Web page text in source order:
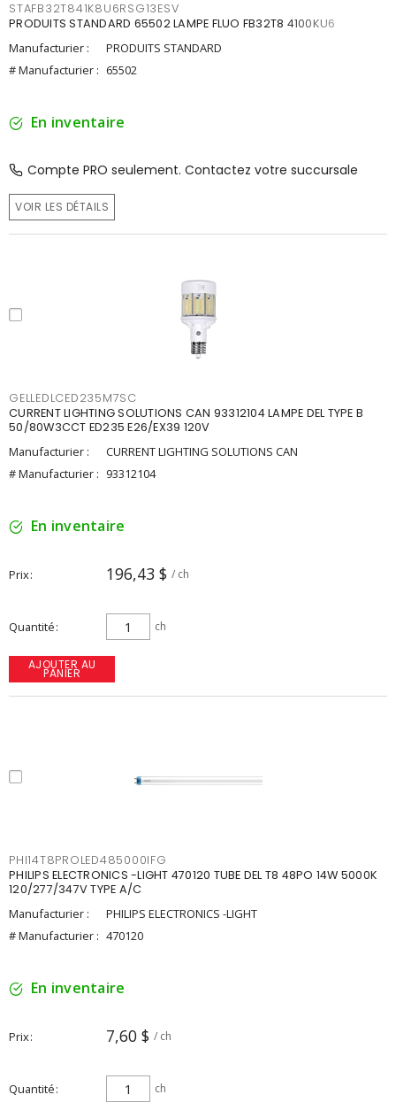
STAFB32T841K8U6RSG13ESV
PRODUITS STANDARD 65502 LAMPE FLUO FB32T8 4100KU6
Manufacturier :
PRODUITS STANDARD
# Manufacturier : 65502
En inventaire
Compte PRO seulement. Contactez votre succursale
VOIR LES DÉTAILS
GELLEDLCED235M7SC
CURRENT LIGHTING SOLUTIONS CAN 93312104 LAMPE DEL TYPE B
50/80W3CCT ED235 E26/EX39 120V
Manufacturier :
CURRENT LIGHTING SOLUTIONS CAN
# Manufacturier : 93312104
En inventaire
Prix 196,43 $ / ch
Quantité ch
AJOUTER AU
PANIER
PHI14T8PROLED485000IFG
PHILIPS ELECTRONICS -LIGHT 470120 TUBE DEL T8 48PO 14W 5000K
120/277/347V TYPE A/C
Manufacturier :
PHILIPS ELECTRONICS -LIGHT
# Manufacturier : 470120
En inventaire
Prix 7,60 $ / ch
Quantité ch